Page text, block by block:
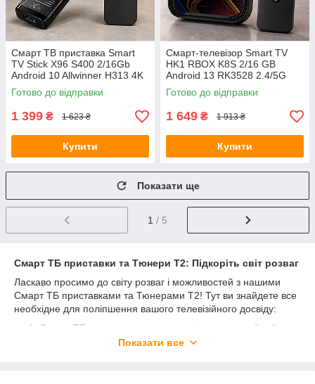
Смарт ТВ приставка Smart
TV Stick X96 S400 2/16Gb
Android 10 Allwinner H313 4K
ARM Cortex A53 для
телевізора
Готово до відправки
1 399 ₴ 1 623 ₴
Купити
Смарт-телевізор Smart TV
HK1 RBOX K8S 2/16 GB
Android 13 RK3528 2.4/5G
V5.1 для телевізора
Готово до відправки
1 649 ₴ 1 913 ₴
Купити
Показати ще
1 / 5
Смарт ТБ приставки та Тюнери Т2: Підкоріть світ розваг
Ласкаво просимо до світу розваг і можливостей з нашими
Смарт ТБ приставками та Тюнерами Т2! Тут ви знайдете все
необхідне для поліпшення вашого телевізійного досвіду:
Смарт ТБ приставки
- перетворіть ваш звичайний
телевізор у розумний пристрій з доступом до безлічі
Показати все